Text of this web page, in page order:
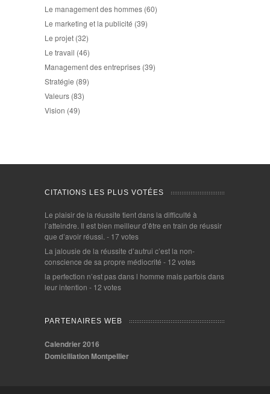
Le management des hommes (60)
Le marketing et la publicité (39)
Le projet (32)
Le travail (46)
Management des entreprises (39)
Stratégie (89)
Valeurs (83)
Vision (49)
CITATIONS LES PLUS VOTÉES
Le plaisir de la réussite tient dans la difficulté à
l’atteindre. Il est bien meilleur d’être en train de réussir
que d’avoir réussi. - 17 votes
La jalousie de la réussite d’autrui c’est la non-
conscience de sa propre médiocrité - 12 votes
la perfection n’est pas dans l homme mais parfois dans
leur intention - 12 votes
PARTENAIRES WEB
Calendrier 2016
Domiciliation Montpellier